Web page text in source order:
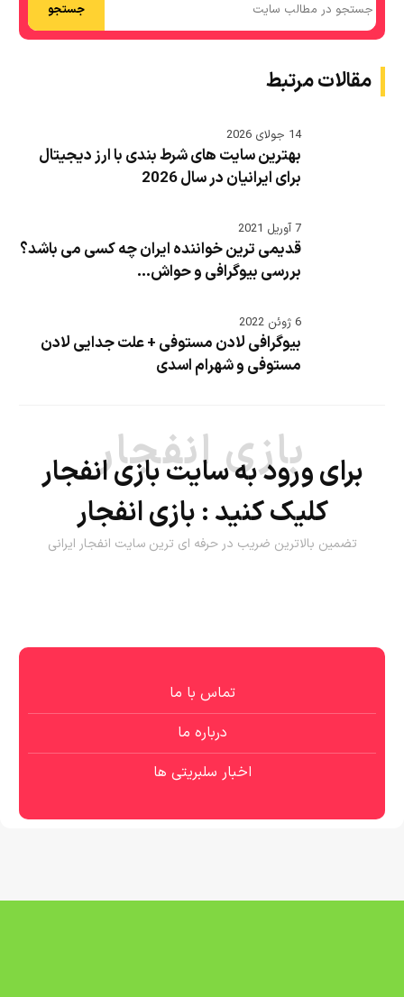
جستجو
مقالات مرتبط
14 جولای 2026
بهترین سایت های شرط بندی با ارز دیجیتال
برای ایرانیان در سال 2026
7 آوریل 2021
قدیمی ترین خواننده ایران چه کسی می باشد؟
بررسی بیوگرافی و حواش...
6 ژوئن 2022
بیوگرافی لادن مستوفی + علت جدایی لادن
مستوفی و شهرام اسدی
بازی انفجار
برای ورود به سایت بازی انفجار
کلیک کنید : بازی انفجار
تضمین بالاترین ضریب در حرفه ای ترین سایت انفجار ایرانی
تماس با ما
درباره ما
اخبار سلبریتی ها